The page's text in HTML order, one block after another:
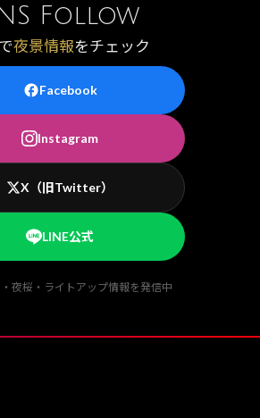
Follow
夜景情報をチェック
Facebook
Instagram
X（旧Twitter）
LINE公式
夜桜・ライトアップ情報を発信中